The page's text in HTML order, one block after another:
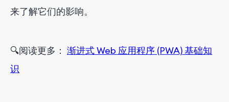
PWA 的未来
来了解它们的影响。
🔍阅读更多： 渐进式 Web 应用程序 (PWA) 基础知
识